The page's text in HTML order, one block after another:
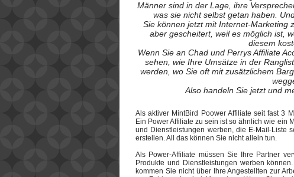
Männer sind in der Lage, ihre
was sie nicht selbst getan haben.
Sie können jetzt mit Internet-Marketing
aber gescheitert, weil es möglich ist,
diesem
Wenn Sie an Chad und Perrys Affiliate
sehen, wie Ihre Umsätze in der
werden, wo Sie oft mit zusätzlichem
Also handeln Sie jetzt und
Als aktiver MintBird Poower Affiliate seit fast 3
Ein Power Affiliate zu sein ist so ähnlich wie ein
und Dienstleistungen werben, die E-Mail-Liste
erstellen. All das können Sie nicht allein tun.
Als Power-Affiliate müssen Sie Ihre Partner
Produkte und Dienstleistungen werben
kommen Sie nicht über Ihre Angestellten zur